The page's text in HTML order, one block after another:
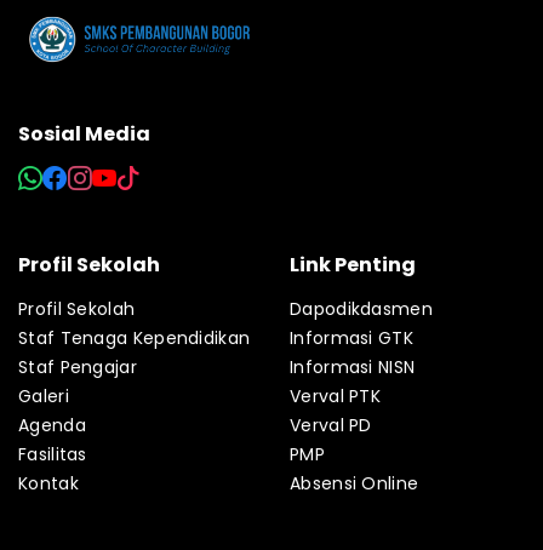
Sosial Media
Profil Sekolah
Profil Sekolah
Staf Tenaga Kependidikan
Staf Pengajar
Galeri
Agenda
Fasilitas
Kontak
Link Penting
Dapodikdasmen
Informasi GTK
Informasi NISN
Verval PTK
Verval PD
PMP
Absensi Online